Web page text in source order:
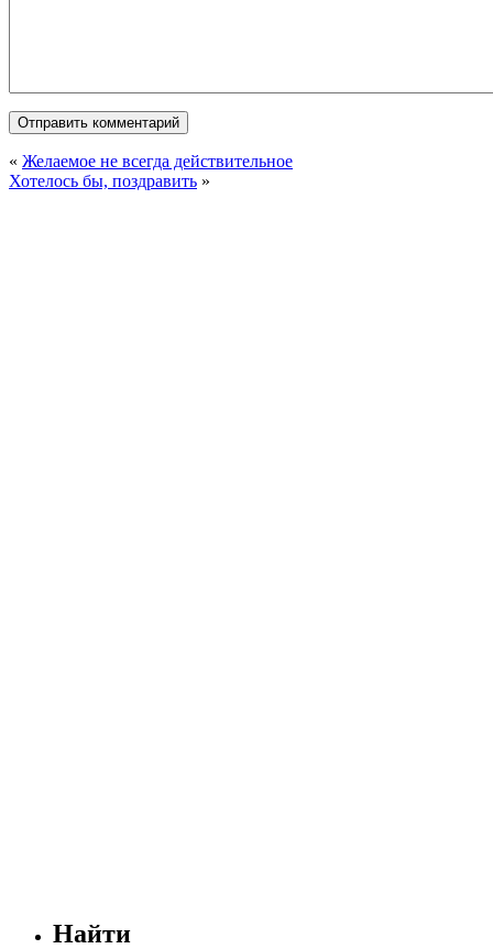
« Желаемое не всегда действительное
Хотелось бы, поздравить »
Найти